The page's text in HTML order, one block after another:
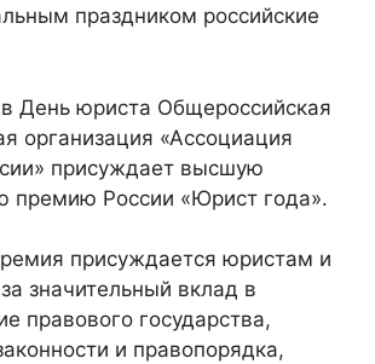
праздником российские
День юриста Общероссийская
организация «Ассоциация
присуждает высшую
премию России «Юрист года».
присуждается юристам и
значительный вклад в
правового государства,
и правопорядка,